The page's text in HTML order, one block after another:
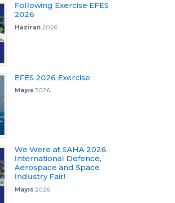
Following Exercise EFES
2026
Haziran 2026
EFES 2026 Exercise
Mayıs2026
We Were at SAHA 2026
International Defence,
Aerospace and Space
Industry Fair!
Mayıs2026